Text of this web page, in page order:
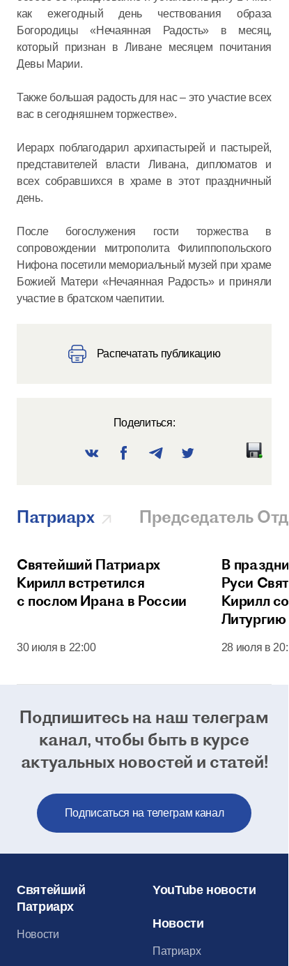
как ежегодный день чествования образа
Богородицы «Нечаянная Радость» в месяц,
который признан в Ливане месяцем почитания
Девы Марии.
Также большая радость для нас – это участие всех
вас в сегодняшнем торжестве».
Иерарх поблагодарил архипастырей и пастырей,
представителей власти Ливана, дипломатов и
всех собравшихся в храме в этот праздничный
день.
После богослужения гости торжества в
сопровождении митрополита Филиппопольского
Нифона посетили мемориальный музей при храме
Божией Матери «Нечаянная Радость» и приняли
участие в братском чаепитии.
Распечатать публикацию
Поделиться:
Патриарх Председатель
Святейший Патриарх
Кирилл встретился
с послом Ирана в России
30 июля в 22:00
В
Руси
Кирилл
Кремля
28 июля в
Подпишитесь на наш телеграм
канал, чтобы быть в курсе
актуальных новостей и статей!
Подписаться на телеграм канал
Святейший
Патриарх
Новости
YouTube новости
Новости
Патриарх